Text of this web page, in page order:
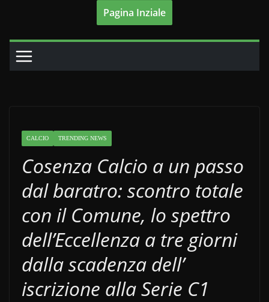
Pagina Inziale
CALCIO TRENDING NEWS
Cosenza Calcio a un passo
dal baratro: scontro totale
con il Comune, lo spettro
dell’Eccellenza a tre giorni
dalla scadenza dell’
iscrizione alla Serie C1